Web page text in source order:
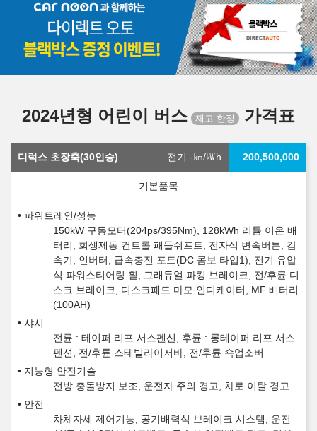
2024년형 어린이 버스 가격표
디럭스 초장축(30인승) 전기 -㎞/㎾h 200,500,000
파워트레인/성능
150kW 구동모터(204ps/395Nm), 128kWh 리튬 이온 배
터리, 회생제동 컨트롤 패들쉬프트, 전자식 변속버튼, 감
속기, 인버터, 급속충전 포트(DC 콤보 타입1), 전기 유압
식 파워스티어링 휠, 그래듀얼 파킹 브레이크, 전/후륜 디
스크 브레이크, 디스크패드 마모 인디케이터, MF 배터리
(100AH)
샤시
전륜 : 테이퍼 리프 서스펜션, 후륜 : 롱테이퍼 리프 서스
펜션, 전/후륜 스테빌라이저바, 전/후륜 쇽업소버
지능형 안전기술
전방 충돌방지 보조, 운전자 주의 경고, 차로 이탈 경고
안전
차체자세 제어기능, 공기배력식 브레이크 시스템, 운전